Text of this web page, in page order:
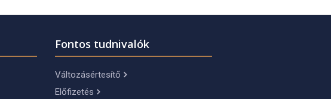
Fontos tudnivalók
Változásértesítő
Előfizetés